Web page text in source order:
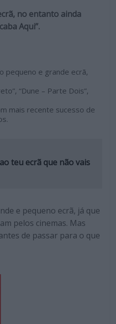
no entanto ainda
Aqui”.
pequeno e grande ecrã,
“Dune – Parte Dois”,
mais recente sucesso de
teu ecrã que não vais
e pequeno ecrã, já que
pelos cinemas. Mas
de passar para o que